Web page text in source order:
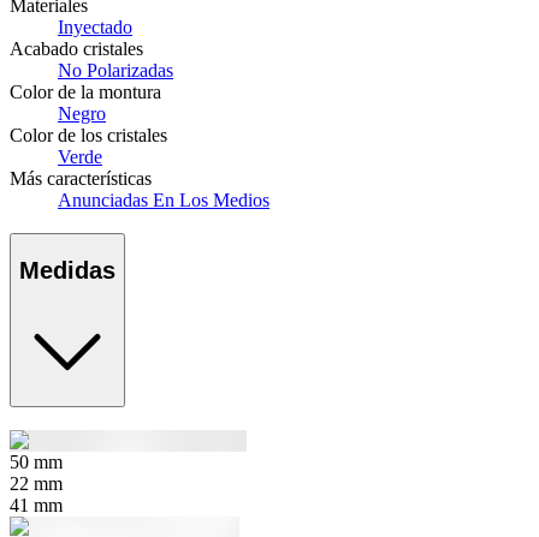
Materiales
Inyectado
Acabado cristales
No Polarizadas
Color de la montura
Negro
Color de los cristales
Verde
Más características
Anunciadas En Los Medios
Medidas
50 mm
22 mm
41 mm